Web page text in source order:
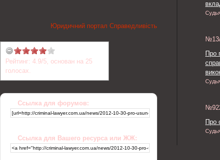
Юридичний портал Справедливість
Рейтинг: 4.9/5, основан на 25
голосах.
Ссылка для форумов:
Ссылка для Вашего ресурса или ЖЖ:
Про
Про